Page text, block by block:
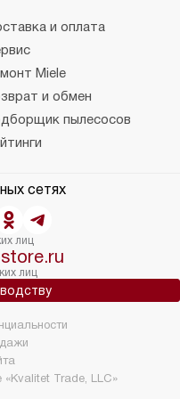
и оплата
Miele
и обмен
пылесосов
сетях
лиц
лиц
Trade, LLC»